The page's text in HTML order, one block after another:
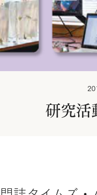
研究